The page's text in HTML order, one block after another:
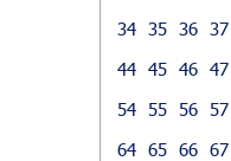
34 35 36 37
44 45 46 47
54 55 56 57
64 65 66 67